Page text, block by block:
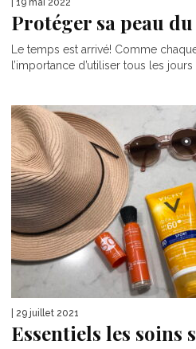
| 19 mai 2022
Protéger sa peau
Le temps est arrivé! Comme
l’importance d’utiliser tous les
| 29 juillet 2021
Essentiels les soins